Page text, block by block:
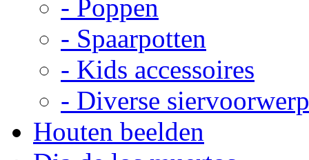
- Poppen
- Spaarpotten
- Kids accessoires
- Diverse
Houten beelden